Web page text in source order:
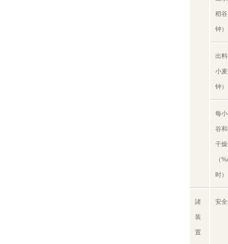
稻
钟）
出
小
钟）
每
谷
干
（
时）
諸
装
置
安